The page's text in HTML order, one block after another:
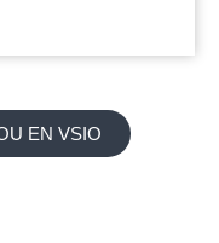
EN VSIO